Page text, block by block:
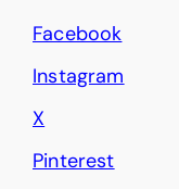
Facebook
Instagram
X
Pinterest